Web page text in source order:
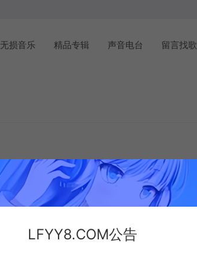
无损音乐 精品专辑 声音电台 留言找歌
LFYY8.COM公告